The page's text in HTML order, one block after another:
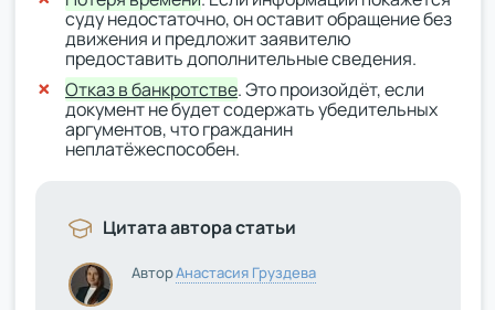
суду недостаточно, он оставит обращение без
движения и предложит заявителю
предоставить дополнительные сведения.
Отказ в банкротстве. Это произойдёт, если
документ не будет содержать убедительных
аргументов, что гражданин
неплатёжеспособен.
Цитата автора статьи
АвторАнастасия Груздева